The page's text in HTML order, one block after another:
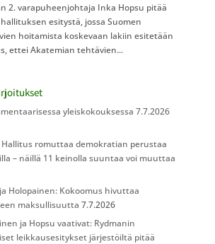
2. varapuheenjohtaja Inka Hopsu pitää
esitystä, jossa Suomen
hoitamista koskevaan lakiin esitetään
ettei Akatemian tehtävien...
yleiskokouksessa 7.7.2026
Hallitus romuttaa demokratian perustaa
– näillä 11 keinolla suuntaa voi muuttaa
Holopainen: Kokoomus hivuttaa
maksullisuutta 7.7.2026
ja Hopsu vaativat: Rydmanin
leikkausesitykset järjestöiltä pitää